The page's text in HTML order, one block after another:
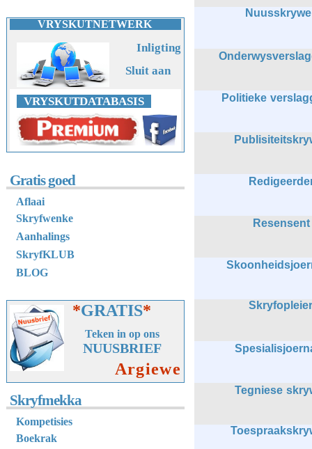
Politieke
Resensent
Skryfopleier
Tegniese
VRYSKUTNETWERK
Inligting
Sluit aan
VRYSKUTDATABASIS
Gratis goed
Aflaai
Skryfwenke
Aanhalings
SkryfKLUB
BLOG
*GRATIS*
Teken in op ons
NUUSBRIEF
Argiewe
Skryfmekka
Kompetisies
Boekrak